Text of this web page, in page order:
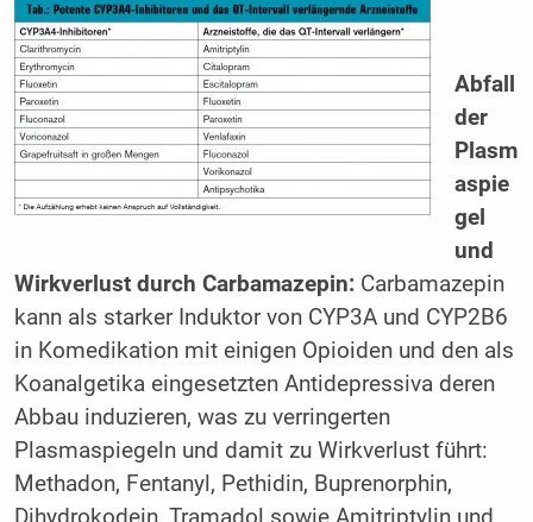
Abfall
der
Plasm
aspie
gel
und
Wirkverlust durch Carbamazepin:Carbamazepin
kann als starker Induktor von CYP3A und CYP2B6
in Komedikation mit einigen Opioiden und den als
Koanalgetika eingesetzten Antidepressiva deren
Abbau induzieren, was zu verringerten
Plasmaspiegeln und damit zu Wirkverlust führt:
Methadon, Fentanyl, Pethidin, Buprenorphin,
Dihydrokodein, Tramadol sowie Amitriptylin und